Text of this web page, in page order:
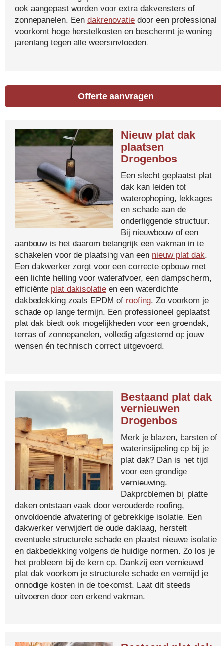
ook aangepast worden voor extra dakvensters of
zonnepanelen. Een dakrenovatie door een professional
voorkomt hoge herstelkosten en beschermt je woning
jarenlang tegen alle weersinvloeden.
Offerte aanvragen
Nieuw plat dak
plaatsen
Drogenbos
Een slecht geplaatst plat
dak kan leiden tot
waterophoping, lekkages
en schade aan de
onderliggende structuur.
Bij nieuwbouw of een
aanbouw is het daarom belangrijk een vakman in te
schakelen voor de plaatsing van een nieuw plat dak.
Een dakwerker zorgt voor een correcte opbouw met
een lichte helling voor waterafvoer, een dampscherm,
efficiënte plat dakisolatie en een waterdichte
dakbedekking zoals EPDM of roofing. Zo voorkom je
schade op lange termijn. Een professioneel geplaatst
plat dak biedt ook mogelijkheden voor een groendak,
terras of zonnepanelen, volledig afgestemd op jouw
wensen én technisch correct uitgevoerd.
Bestaand plat dak
vernieuwen
Drogenbos
Merk je blazen, barsten of
waterinsijpeling op bij je
plat dak? Dan is het tijd
voor een grondige
vernieuwing.
Dakproblemen bij platte
daken ontstaan vaak door verouderde roofing,
onvoldoende afwatering of gebrekkige isolatie. Een
dakwerker verwijdert de oude daklaag, herstelt
eventuele structurele schade en plaatst nieuwe isolatie
en dakbedekking volgens de huidige normen. Zo los je
het probleem bij de kern op. Dankzij een vernieuwd
plat dak voorkom je structurele schade en vermijd je
onnodige kosten in de toekomst. Laat dit steeds
uitvoeren door een erkend vakman.